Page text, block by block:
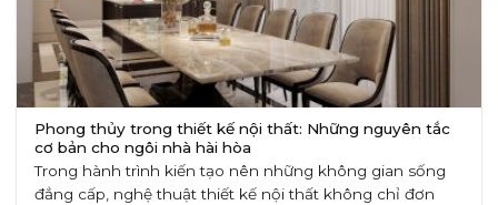
Phong thủy trong thiết kế nội thất: Những nguyên tắc
cơ bản cho ngôi nhà hài hòa
Trong hành trình kiến tạo nên những không gian sống
đẳng cấp, nghệ thuật thiết kế nội thất không chỉ đơn